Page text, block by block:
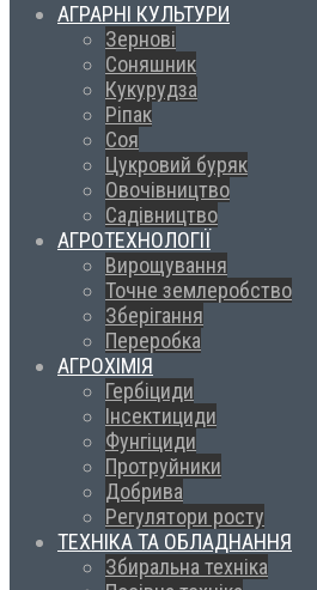
АГРАРНІ КУЛЬТУРИ
Зернові
Соняшник
Кукурудза
Ріпак
Соя
Цукровий буряк
Овочівництво
Садівництво
АГРОТЕХНОЛОГІЇ
Вирощування
Точне землеробство
Зберігання
Переробка
АГРОХІМІЯ
Гербіциди
Інсектициди
Фунгіциди
Протруйники
Добрива
Регулятори росту
ТЕХНІКА ТА ОБЛАДНАННЯ
Збиральна техніка